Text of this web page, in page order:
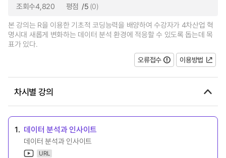
조회수4,820 평점 /5 (0)
본 강의는 R을 이용한 기초적 코딩능력을 배양하여 수강자가 4차산업 혁
명시대 새롭게 변화하는 데이터 분석 환경에 적응할 수 있도록 돕는데 목
표가 있다.
오류접수
이용방법
차시별 강의
1. 데이터 분석과 인사이트
데이터 분석과 인사이트
URL